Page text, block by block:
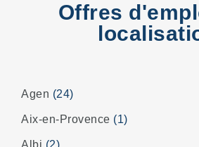
Offres
Agen (24)
Aix-en-Provence (1)
Albi (2)